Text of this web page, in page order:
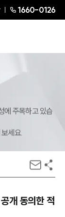
1660-0126
에 주목하고 있습
세요.
개 동의한 적